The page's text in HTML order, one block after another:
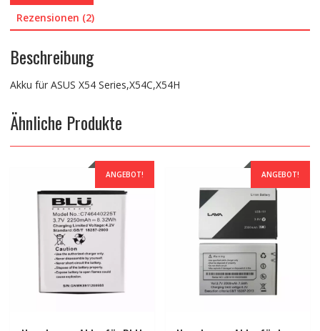
Rezensionen (2)
Beschreibung
Akku für ASUS X54 Series,X54C,X54H
Ähnliche Produkte
ANGEBOT! ANGEBOT!